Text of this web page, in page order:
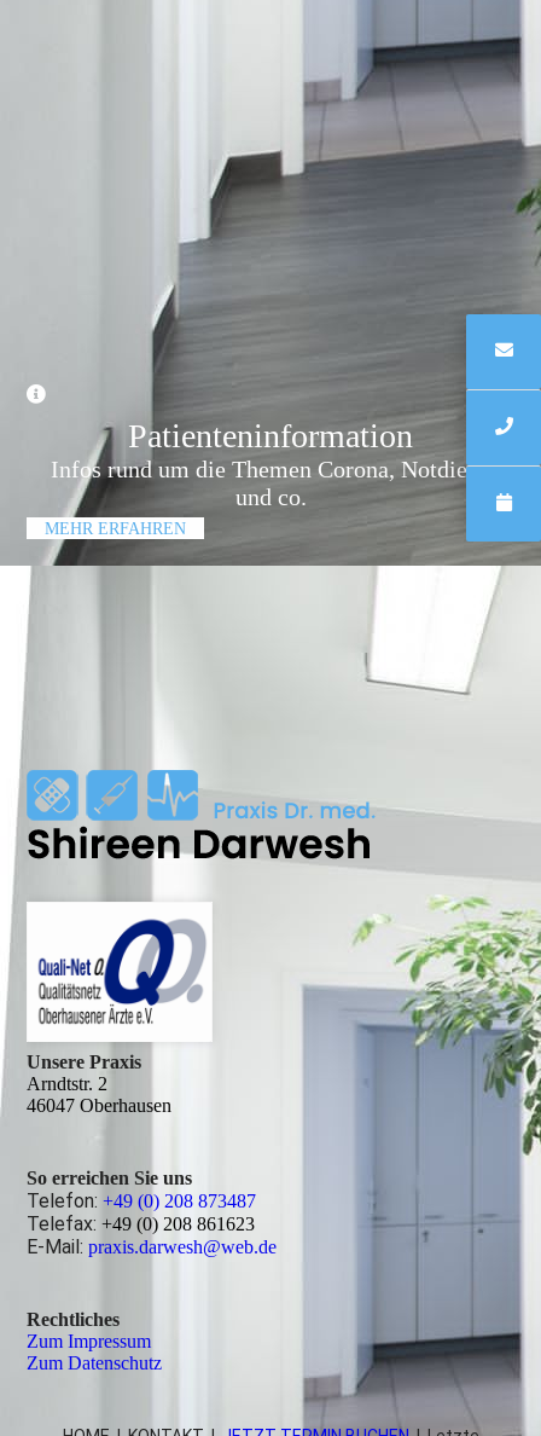
Patienten­information
Infos rund um die Themen Corona, Notdienst
und co.
MEHR ERFAHREN
Unsere Praxis
Arndtstr. 2
46047 Oberhausen
So erreichen Sie uns
Telefon: +49 (0) 208 873487
Telefax: +49 (0) 208 861623
E-Mail: praxis.darwesh@web.de
Rechtliches
Zum Impressum
Zum Datenschutz